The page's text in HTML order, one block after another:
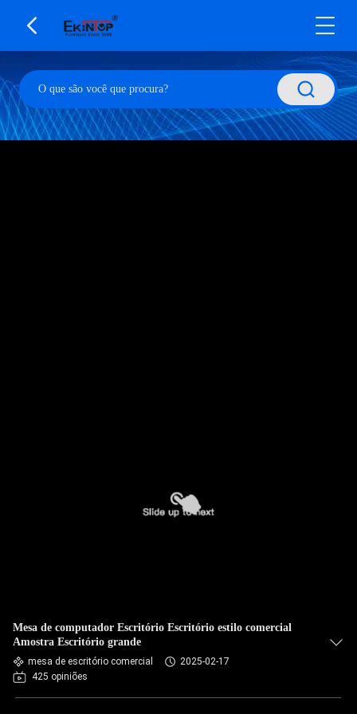
Mesa de computador Escritório Escritório estilo comercial
Amostra Escritório grande
mesa de escritório comercial
2025-02-17
425 opiniões